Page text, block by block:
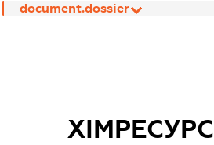
document.dossier
ХІМРЕСУРС